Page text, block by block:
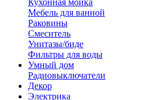
Кухонная мойка
Мебель для ванной
Раковины
Смеситель
Унитазы/биде
Фильтры для воды
Умный дом
Радиовыключатели
Декор
Электрика